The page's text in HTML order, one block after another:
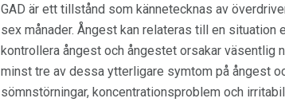
GAD är ett tillstånd som kännetecknas av
sex månader. Ångest kan relateras till en
kontrollera ångest och ångestet orsakar väsentlig
minst tre av dessa ytterligare symtom på ångest
sömnstörningar, koncentrationsproblem och